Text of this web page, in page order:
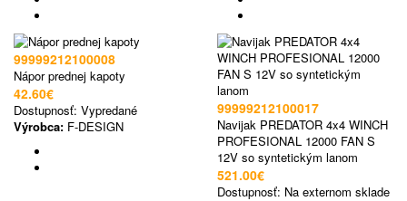
99999212100008
Nápor prednej kapoty
42.60€
Dostupnosť: Vypredané
Výrobca: F-DESIGN
99999212100017
Navijak PREDATOR 4x4 WINCH
PROFESIONAL 12000 FAN S
12V so syntetickým lanom
521.00€
Dostupnosť: Na externom sklade